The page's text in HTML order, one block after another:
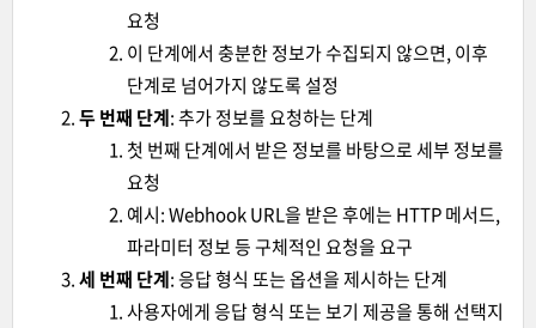
요청
이 단계에서 충분한 정보가 수집되지 않으면, 이후
단계로 넘어가지 않도록 설정
두 번째 단계: 추가 정보를 요청하는 단계
첫 번째 단계에서 받은 정보를 바탕으로 세부 정보를
요청
예시: Webhook URL을 받은 후에는 HTTP 메서드,
파라미터 정보 등 구체적인 요청을 요구
세 번째 단계: 응답 형식 또는 옵션을 제시하는 단계
사용자에게 응답 형식 또는 보기 제공을 통해 선택지